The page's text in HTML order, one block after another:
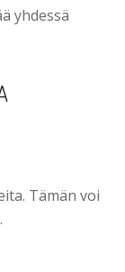
yhdessä
Tämän voi